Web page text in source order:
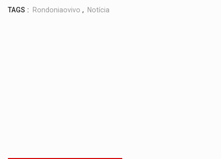
TAGS : Rondoniaovivo , Notícia